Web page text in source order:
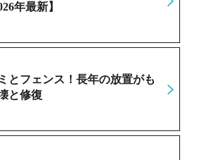
年最新】
とフェンス！長年の放置がも
と修復